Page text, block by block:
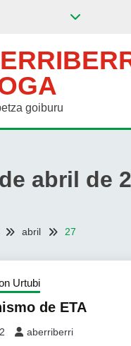
goiburu
abril de
abril 27
Urtubi
de ETA
aberriberri